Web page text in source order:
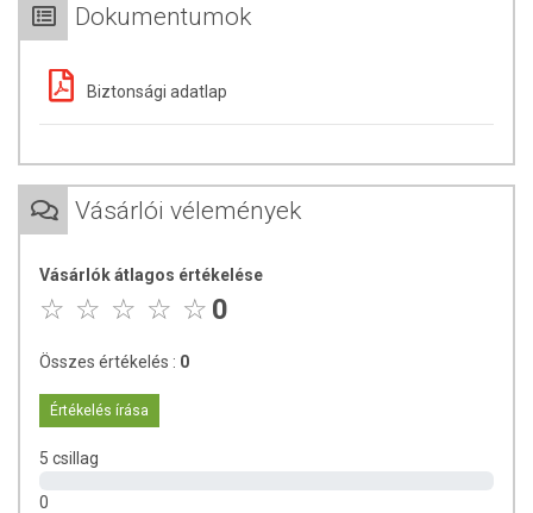
és az egészséges életmódot!
A termék nem gyógyít betegségeket! A termék nem az orvosi
kezelés helyettesítésére alkalmas! Betegség esetén
használatát beszélje meg kezelőorvosával. Az ajánlott napi
fogyasztási mennyiséget ne lépje túl! Ne szedje a készítményt,
Kisgyermektől elzárva tartandó!
Dokumentumok
Biztonsági adatlap
Vásárlói vélemények
Vásárlók átlagos értékelése
0
Összes értékelés : 0
Értékelés írása
5 csillag
0